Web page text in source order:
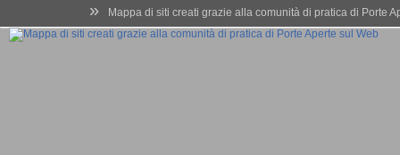
» Mappa di siti creati grazie alla comunità di pratica di Porte